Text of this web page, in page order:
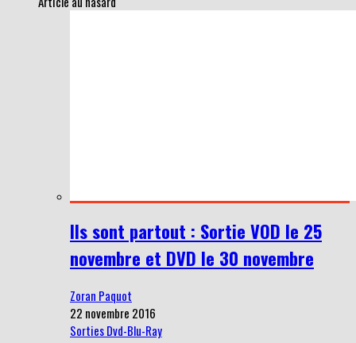
Ils sont partout : Sortie VOD le 25
novembre et DVD le 30 novembre
Zoran Paquot
22 novembre 2016
Sorties Dvd-Blu-Ray